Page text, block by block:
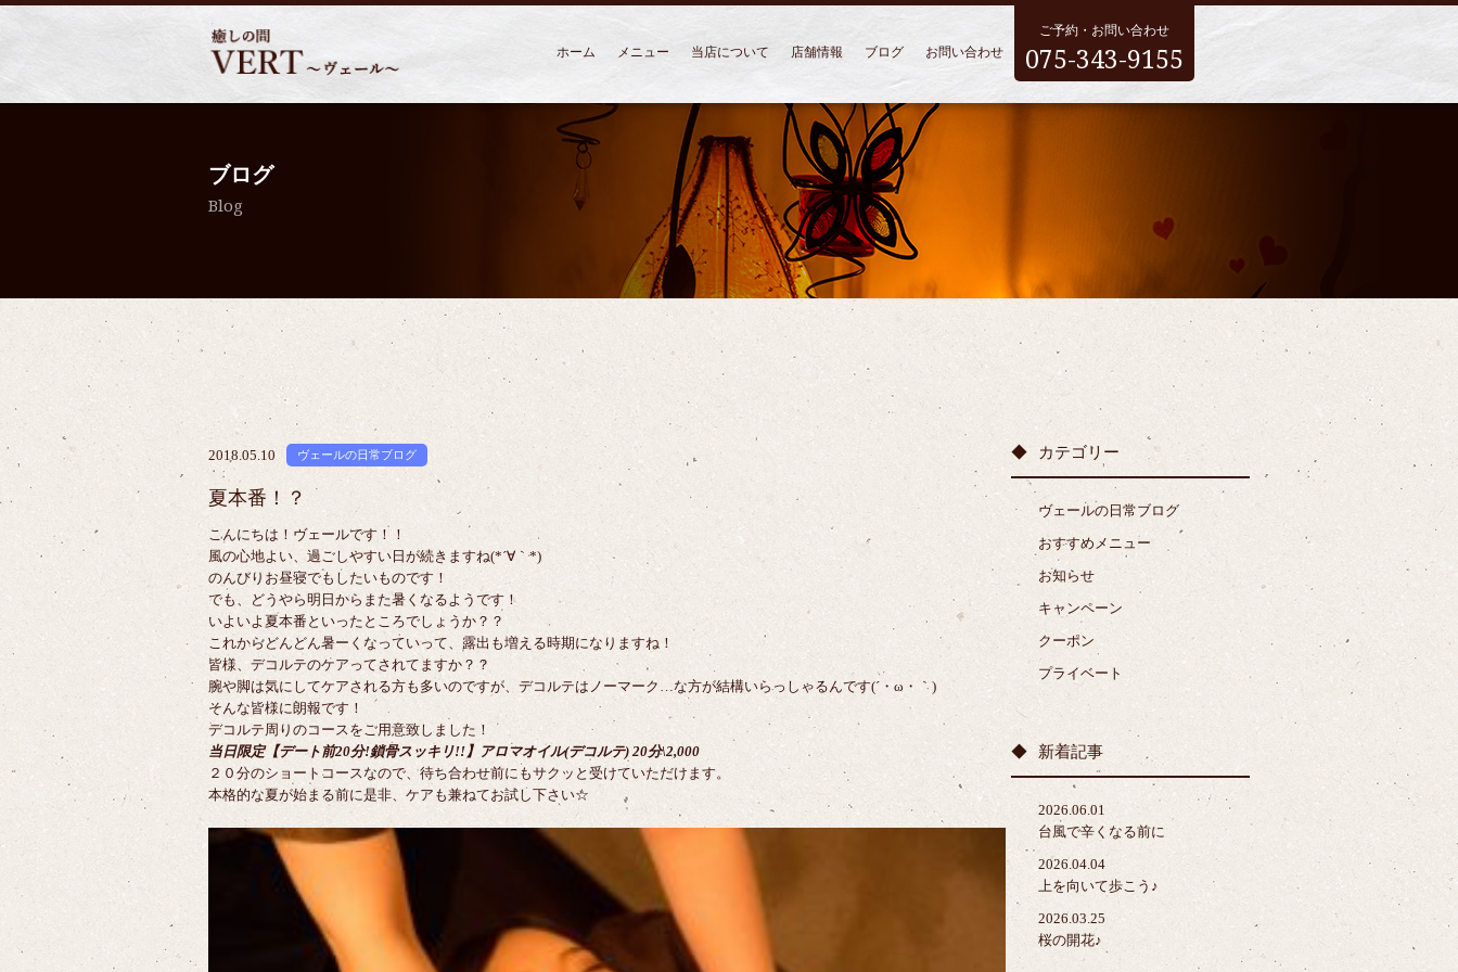
ホーム メニュー 当店について 店舗情報 ブログ お問い合わせ
ご予約・お問い合わせ
075-343-9155
ブログ
Blog
2018.05.10 ヴェールの日常ブログ
夏本番！？
こんにちは！ヴェールです！！
風の心地よい、過ごしやすい日が続きますね(*´∀｀*)
のんびりお昼寝でもしたいものです！
でも、どうやら明日からまた暑くなるようです！
いよいよ夏本番といったところでしょうか？？
これからどんどん暑ーくなっていって、露出も増える時期になりますね！
皆様、デコルテのケアってされてますか？？
腕や脚は気にしてケアされる方も多いのですが、デコルテはノーマーク…な方が結構いらっしゃるんです(´・ω・｀)
そんな皆様に朗報です！
デコルテ周りのコースをご用意致しました！
当日限定【デート前20分!鎖骨スッキリ!!】アロマオイル(デコルテ) 20分\2,000
２０分のショートコースなので、待ち合わせ前にもサクッと受けていただけます。
本格的な夏が始まる前に是非、ケアも兼ねてお試し下さい☆
カテゴリー
ヴェールの日常ブログ
おすすめメニュー
お知らせ
キャンペーン
クーポン
プライベート
新着記事
2026.06.01
台風で辛くなる前に
2026.04.04
上を向いて歩こう♪
2026.03.25
桜の開花♪